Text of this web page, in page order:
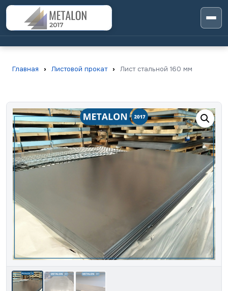
Главная › Листовой прокат › Лист стальной 160 мм